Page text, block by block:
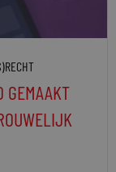
GEMAAKT